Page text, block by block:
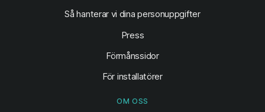
Så hanterar vi dina personuppgifter
Press
Förmånssidor
För installatörer
OM OSS